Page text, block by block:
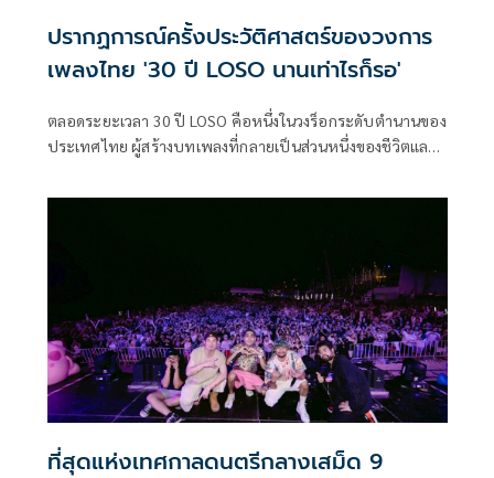
ปรากฏการณ์ครั้งประวัติศาสตร์ของวงการ
เพลงไทย '30 ปี LOSO นานเท่าไรก็รอ'
ตลอดระยะเวลา 30 ปี LOSO คือหนึ่งในวงร็อกระดับตำนานของ
ประเทศไทย ผู้สร้างบทเพลงที่กลายเป็นส่วนหนึ่งของชีวิตและ
ร้องต่อกันมาทุกยุคสมัย สู่การกลับมาครั้งสำคัญในคอนเสิร์ต
ที่สุดแห่งเทศกาลดนตรีกลางเสม็ด 9